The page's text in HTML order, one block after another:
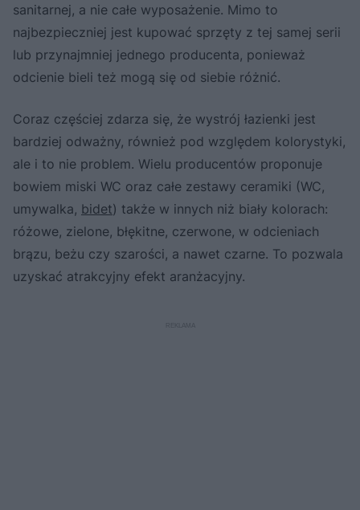
sanitarnej, a nie całe wyposażenie. Mimo to
najbezpieczniej jest kupować sprzęty z tej samej serii
lub przynajmniej jednego producenta, ponieważ
odcienie bieli też mogą się od siebie różnić.
Coraz częściej zdarza się, że wystrój łazienki jest
bardziej odważny, również pod względem kolorystyki,
ale i to nie problem. Wielu producentów proponuje
bowiem miski WC oraz całe zestawy ceramiki (WC,
umywalka, bidet) także w innych niż biały kolorach:
różowe, zielone, błękitne, czerwone, w odcieniach
brązu, beżu czy szarości, a nawet czarne. To pozwala
uzyskać atrakcyjny efekt aranżacyjny.